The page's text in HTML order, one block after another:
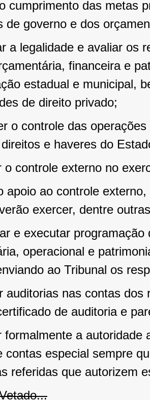
cumprimento das metas
de governo e dos
a legalidade e avaliar os
financeira e
estadual e municipal,
de direito privado;
o controle das
e haveres do
o controle externo no
apoio ao controle
exercer, dentre
e executar
operacional e
ao Tribunal os
auditorias nas contas
de auditoria e
formalmente a autoridade
contas especial sempre
referidas que autorizem